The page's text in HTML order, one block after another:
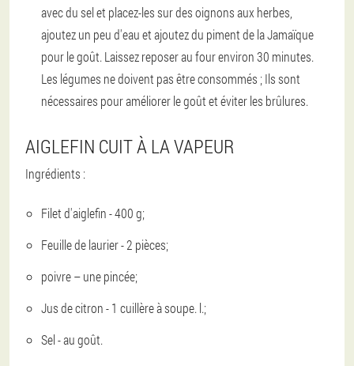
avec du sel et placez-les sur des oignons aux herbes,
ajoutez un peu d'eau et ajoutez du piment de la Jamaïque
pour le goût. Laissez reposer au four environ 30 minutes.
Les légumes ne doivent pas être consommés ; Ils sont
nécessaires pour améliorer le goût et éviter les brûlures.
AIGLEFIN CUIT À LA VAPEUR
Ingrédients :
Filet d'aiglefin - 400 g;
Feuille de laurier - 2 pièces;
poivre – une pincée;
Jus de citron - 1 cuillère à soupe. l.;
Sel - au goût.